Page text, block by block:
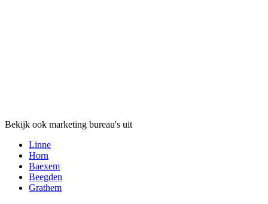
Bekijk ook marketing bureau's uit
Linne
Horn
Baexem
Beegden
Grathem